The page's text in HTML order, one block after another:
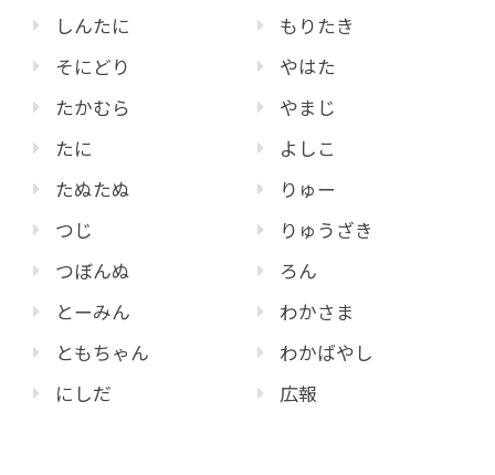
しんたに
そにどり
たかむら
たに
たぬたぬ
つじ
つぼんぬ
とーみん
ともちゃん
にしだ
もりたき
やはた
やまじ
よしこ
りゅー
りゅうざき
ろん
わかさま
わかばやし
広報